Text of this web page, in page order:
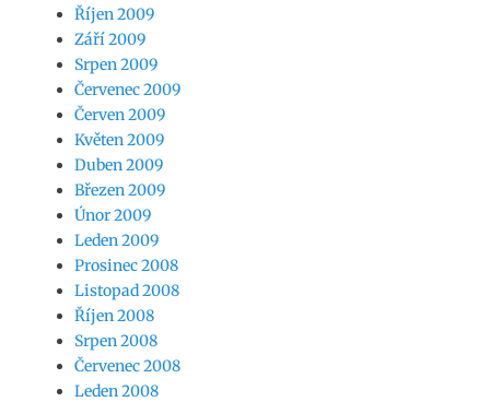
Říjen 2009
Září 2009
Srpen 2009
Červenec 2009
Červen 2009
Květen 2009
Duben 2009
Březen 2009
Únor 2009
Leden 2009
Prosinec 2008
Listopad 2008
Říjen 2008
Srpen 2008
Červenec 2008
Leden 2008